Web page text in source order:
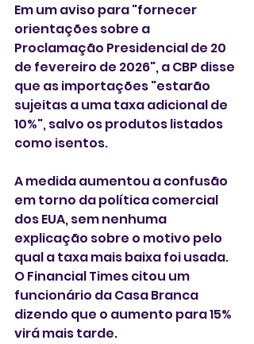
Em um aviso para "fornecer
orientações ⁠sobre a
Proclamação Presidencial de 20
de fevereiro de 2026", a CBP disse
que as importações "estarão
sujeitas a uma taxa adicional de
10%", salvo os produtos listados
como isentos.
A medida aumentou a confusão
em torno da política comercial
dos ‌EUA, sem nenhuma
explicação sobre o motivo pelo
qual a taxa ‌mais baixa foi ⁠usada.
O Financial ⁠Times citou um
funcionário da Casa Branca
dizendo que o aumento para ⁠15%
virá mais tarde.